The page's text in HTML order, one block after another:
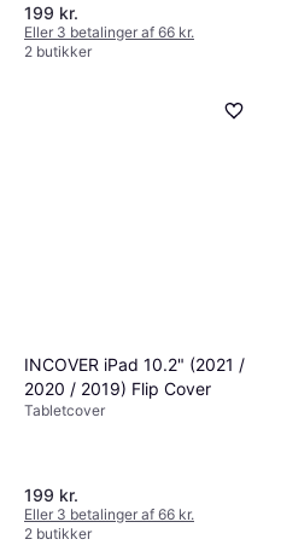
199 kr.
Eller 3 betalinger af 66 kr.
2 butikker
INCOVER iPad 10.2" (2021 /
2020 / 2019) Flip Cover
Tabletcover
199 kr.
Eller 3 betalinger af 66 kr.
2 butikker